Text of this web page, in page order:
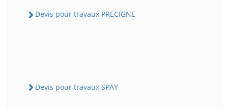
Devis pour travaux PRECIGNE
Devis pour travaux SPAY